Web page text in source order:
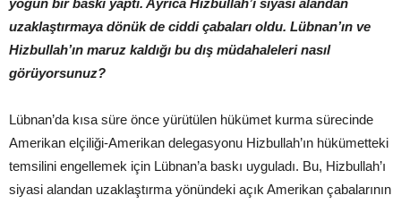
yoğun bir baskı yaptı. Ayrıca Hizbullah’ı siyasi alandan
uzaklaştırmaya dönük de ciddi çabaları oldu. Lübnan’ın ve
Hizbullah’ın maruz kaldığı bu dış müdahaleleri nasıl
görüyorsunuz?
Lübnan’da kısa süre önce yürütülen hükümet kurma sürecinde
Amerikan elçiliği-Amerikan delegasyonu Hizbullah’ın hükümetteki
temsilini engellemek için Lübnan’a baskı uyguladı. Bu, Hizbullah’ı
siyasi alandan uzaklaştırma yönündeki açık Amerikan çabalarının